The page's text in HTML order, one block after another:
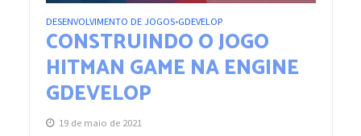
DESENVOLVIMENTO DE JOGOS•GDEVELOP
CONSTRUINDO O JOGO
HITMAN GAME NA ENGINE
GDEVELOP
19 de maio de 2021